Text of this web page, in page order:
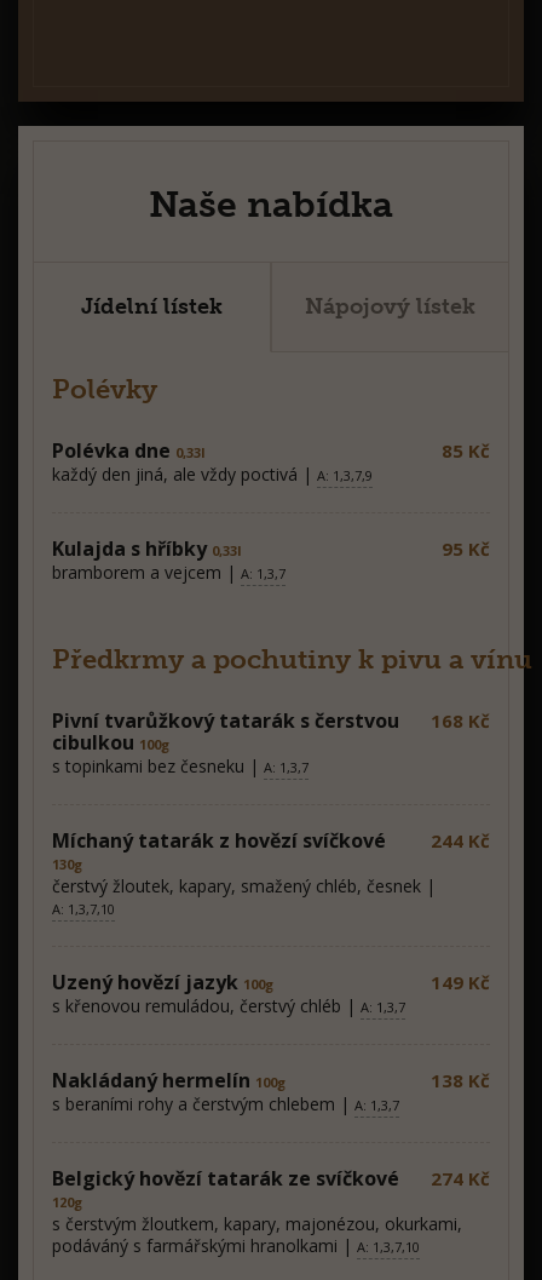
Naše nabídka
Jídelní lístek Nápojový lístek
Polévky
Polévka dne 0,33l 85 Kč
každý den jiná, ale vždy poctivá | A: 1,3,7,9
Kulajda s hříbky 0,33l 95 Kč
bramborem a vejcem | A: 1,3,7
Předkrmy a pochutiny k pivu a vínu
Pivní tvarůžkový tatarák s čerstvou
cibulkou 100g
168 Kč
s topinkami bez česneku | A: 1,3,7
Míchaný tatarák z hovězí svíčkové
130g
244 Kč
čerstvý žloutek, kapary, smažený chléb, česnek |
A: 1,3,7,10
Uzený hovězí jazyk 100g 149 Kč
s křenovou remuládou, čerstvý chléb | A: 1,3,7
Nakládaný hermelín 100g 138 Kč
s beraními rohy a čerstvým chlebem | A: 1,3,7
Belgický hovězí tatarák ze svíčkové
120g
274 Kč
s čerstvým žloutkem, kapary, majonézou, okurkami,
podáváný s farmářskými hranolkami | A: 1,3,7,10